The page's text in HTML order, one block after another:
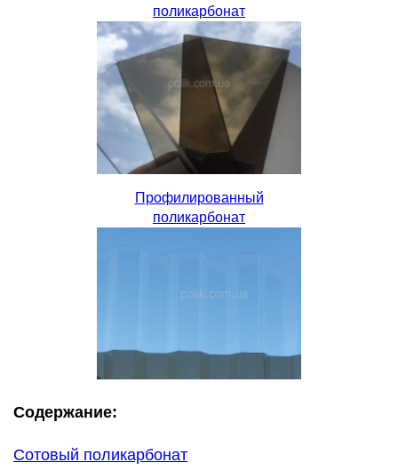
поликарбонат
Профилированный
поликарбонат
Содержание:
Сотовый поликарбонат